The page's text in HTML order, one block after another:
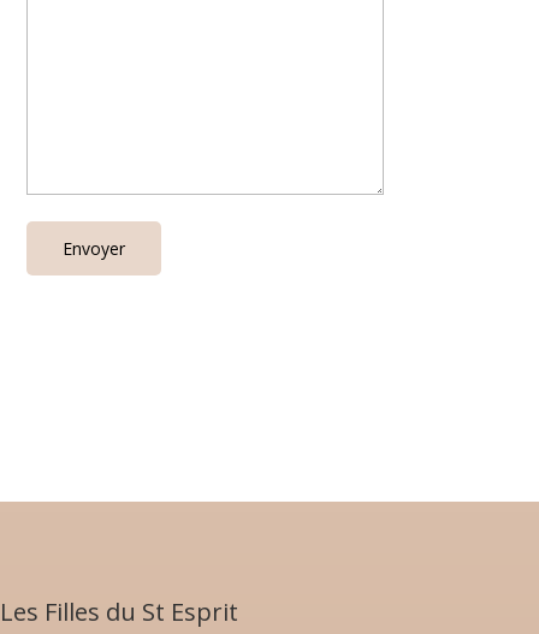
Les Filles du St Esprit